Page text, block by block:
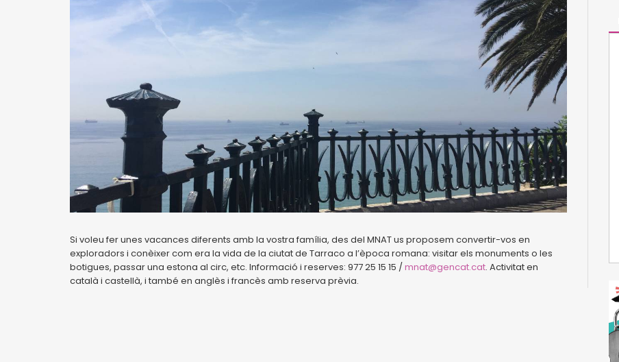
Si voleu fer unes vacances diferents amb la vostra família, des del MNAT us proposem convertir-vos en
exploradors i conèixer com era la vida de la ciutat de Tarraco a l’època romana: visitar els monuments o les
botigues, passar una estona al circ, etc. Informació i reserves: 977 25 15 15 /mnat@gencat.cat. Activitat en
català i castellà, i també en anglès i francès amb reserva prèvia.